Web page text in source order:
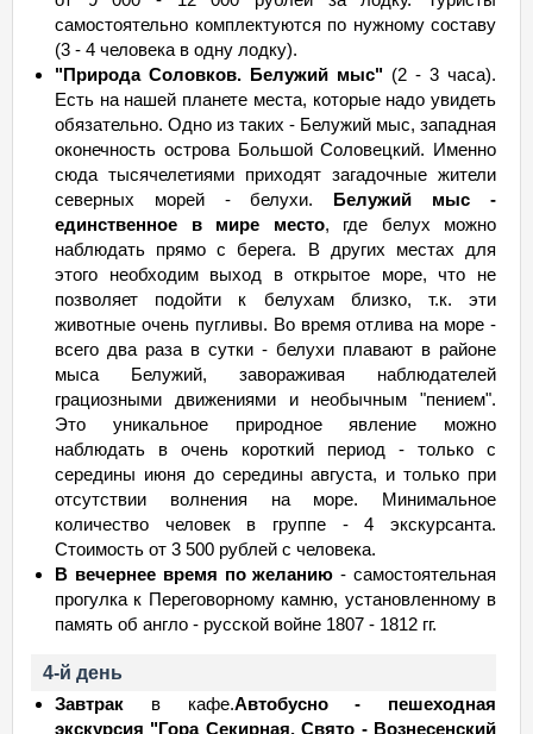
самостоятельно комплектуются по нужному составу
(3 - 4 человека в одну лодку).
"Природа Соловков. Белужий мыс" (2 - 3 часа).
Есть на нашей планете места, которые надо увидеть
обязательно. Одно из таких - Белужий мыс, западная
оконечность острова Большой Соловецкий. Именно
сюда тысячелетиями приходят загадочные жители
северных морей - белухи. Белужий мыс -
единственное в мире место, где белух можно
наблюдать прямо с берега. В других местах для
этого необходим выход в открытое море, что не
позволяет подойти к белухам близко, т.к. эти
животные очень пугливы. Во время отлива на море -
всего два раза в сутки - белухи плавают в районе
мыса Белужий, завораживая наблюдателей
грациозными движениями и необычным "пением".
Это уникальное природное явление можно
наблюдать в очень короткий период - только с
середины июня до середины августа, и только при
отсутствии волнения на море. Минимальное
количество человек в группе - 4 экскурсанта.
Стоимость от 3 500 рублей с человека.
В вечернее время по желанию - самостоятельная
прогулка к Переговорному камню, установленному в
память об англо - русской войне 1807 - 1812 гг.
4-й день
Завтрак в кафе.Автобусно - пешеходная
экскурсия "Гора Секирная. Свято - Вознесенский